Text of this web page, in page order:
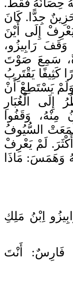
حِصَانُهُ فَقَطْ.
جِدًّا. كَانَ
إِلَى أَيْنَ
رَابِيزُو،
سَمِعَ صَوْتَ
كَثِيفًا يَقْتَرِبُ
يَسْتَطِعْ أَنْ
الْغُبَارِ
مِنْهُ، وَقَفُوا
السُّيُوفُ
لَمْ يَعْرِفْ
وَهَمَسَ: مَاذَا
اِبْنُ مَلِكِ
فَارِسٌ: أَنْتَ